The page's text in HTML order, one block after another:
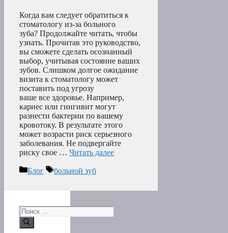
Когда вам следует обратиться к
стоматологу из-за больного
зуба? Продолжайте читать, чтобы
узнать. Прочитав это руководство,
вы сможете сделать осознанный
выбор, учитывая состояние ваших
зубов. Слишком долгое ожидание
визита к стоматологу может
поставить под угрозу
ваше все здоровье. Например,
кариес или гингивит могут
разнести бактерии по вашему
кровотоку. В результате этого
может возрасти риск серьезного
заболевания. Не подвергайте
риску свое … Читать далее
Рубрики
Блог Метки
больной зуб
Поиск: